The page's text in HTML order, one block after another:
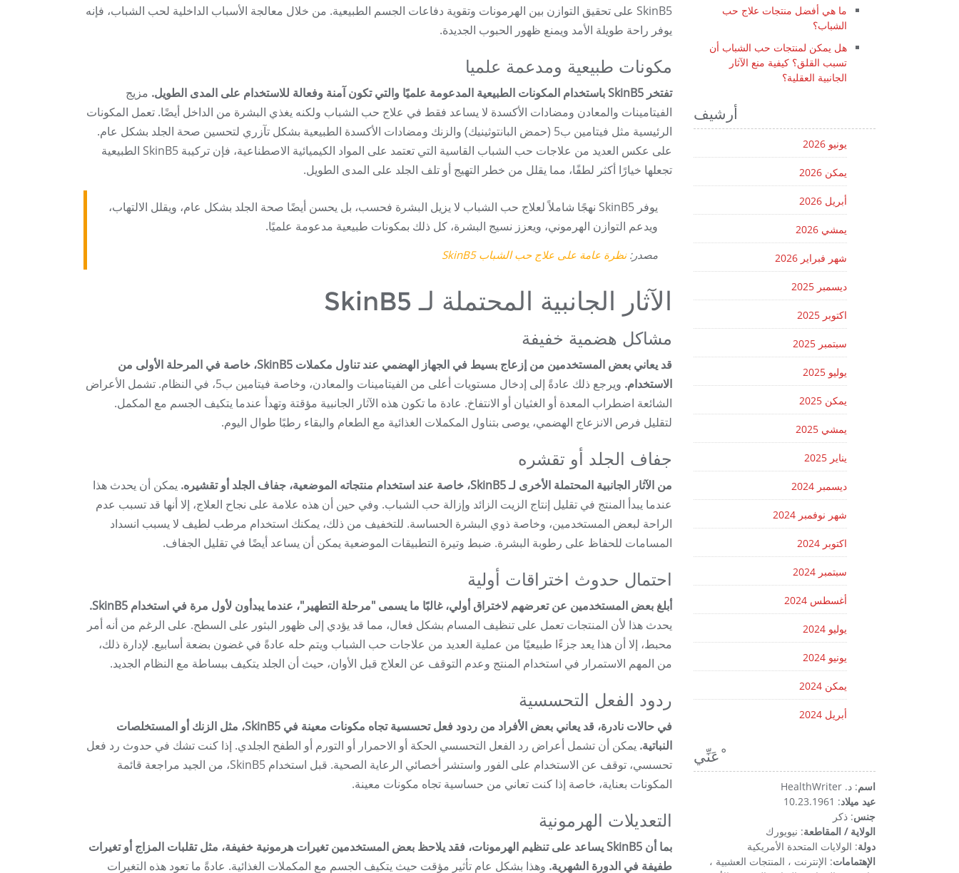
SkinB5 على تحقيق التوازن بين الهرمونات وتقوية دفاعات الجسم الطبيعية. من خلال معالجة الأسباب الداخلية لحب الشباب، فإنه
يوفر راحة طويلة الأمد ويمنع ظهور الحبوب الجديدة.
مكونات طبيعية ومدعمة علميا
تفتخر SkinB5 باستخدام المكونات الطبيعية المدعومة علميًا والتي تكون آمنة وفعالة للاستخدام على المدى الطويل.
مزيج
الفيتامينات والمعادن ومضادات الأكسدة لا يساعد فقط في علاج حب الشباب ولكنه يغذي البشرة من الداخل أيضًا. تعمل المكونات
الرئيسية مثل فيتامين ب5 (حمض البانتوثينيك) والزنك ومضادات الأكسدة الطبيعية بشكل تآزري لتحسين صحة الجلد بشكل عام.
على عكس العديد من علاجات حب الشباب القاسية التي تعتمد على المواد الكيميائية الاصطناعية، فإن تركيبة SkinB5 الطبيعية
تجعلها خيارًا أكثر لطفًا، مما يقلل من خطر التهيج أو تلف الجلد على المدى الطويل.
يوفر SkinB5 نهجًا شاملاً لعلاج حب الشباب لا يزيل البشرة فحسب، بل يحسن أيضًا صحة الجلد بشكل عام، ويقلل الالتهاب،
ويدعم التوازن الهرموني، ويعزز نسيج البشرة، كل ذلك بمكونات طبيعية مدعومة علميًا.
مصدر:نظرة عامة على علاج حب الشباب SkinB5
الآثار الجانبية المحتملة لـ SkinB5
مشاكل هضمية خفيفة
قد يعاني بعض المستخدمين من إزعاج بسيط في الجهاز الهضمي عند تناول مكملات SkinB5، خاصة في المرحلة الأولى من
الاستخدام.
ويرجع ذلك عادةً إلى إدخال مستويات أعلى من الفيتامينات والمعادن، وخاصة فيتامين ب5، في النظام. تشمل الأعراض
الشائعة اضطراب المعدة أو الغثيان أو الانتفاخ. عادة ما تكون هذه الآثار الجانبية مؤقتة وتهدأ عندما يتكيف الجسم مع المكمل.
لتقليل فرص الانزعاج الهضمي، يوصى بتناول المكملات الغذائية مع الطعام والبقاء رطبًا طوال اليوم.
جفاف الجلد أو تقشره
من الآثار الجانبية المحتملة الأخرى لـ SkinB5، خاصة عند استخدام منتجاته الموضعية، جفاف الجلد أو تقشيره.
يمكن أن يحدث هذا
عندما يبدأ المنتج في تقليل إنتاج الزيت الزائد وإزالة حب الشباب. وفي حين أن هذه علامة على نجاح العلاج، إلا أنها قد تسبب عدم
الراحة لبعض المستخدمين، وخاصة ذوي البشرة الحساسة. للتخفيف من ذلك، يمكنك استخدام مرطب لطيف لا يسبب انسداد
المسامات للحفاظ على رطوبة البشرة. ضبط وتيرة التطبيقات الموضعية يمكن أن يساعد أيضًا في تقليل الجفاف.
احتمال حدوث اختراقات أولية
أبلغ بعض المستخدمين عن تعرضهم لاختراق أولي، غالبًا ما يسمى "مرحلة التطهير"، عندما يبدأون لأول مرة في استخدام SkinB5.
يحدث هذا لأن المنتجات تعمل على تنظيف المسام بشكل فعال، مما قد يؤدي إلى ظهور البثور على السطح. على الرغم من أنه أمر
محبط، إلا أن هذا يعد جزءًا طبيعيًا من عملية العديد من علاجات حب الشباب ويتم حله عادةً في غضون بضعة أسابيع. لإدارة ذلك،
من المهم الاستمرار في استخدام المنتج وعدم التوقف عن العلاج قبل الأوان، حيث أن الجلد يتكيف ببساطة مع النظام الجديد.
ردود الفعل التحسسية
في حالات نادرة، قد يعاني بعض الأفراد من ردود فعل تحسسية تجاه مكونات معينة في SkinB5، مثل الزنك أو المستخلصات
النباتية. يمكن أن تشمل أعراض رد الفعل التحسسي الحكة أو الاحمرار أو التورم أو الطفح الجلدي. إذا كنت تشك في حدوث رد فعل
تحسسي، توقف عن الاستخدام على الفور واستشر أخصائي الرعاية الصحية. قبل استخدام SkinB5، من الجيد مراجعة قائمة
المكونات بعناية، خاصة إذا كنت تعاني من حساسية تجاه مكونات معينة.
التعديلات الهرمونية
بما أن SkinB5 يساعد على تنظيم الهرمونات، فقد يلاحظ بعض المستخدمين تغيرات هرمونية خفيفة، مثل تقلبات المزاج أو تغيرات
طفيفة في الدورة الشهرية. وهذا بشكل عام تأثير مؤقت حيث يتكيف الجسم مع المكملات الغذائية. عادةً ما تعود هذه التغيرات
ما هي أفضل منتجات علاج حب
الشباب؟
هل يمكن لمنتجات حب الشباب أن
تسبب القلق؟ كيفية منع الآثار
الجانبية العقلية؟
أرشيف
يونيو 2026
يمكن 2026
أبريل 2026
يمشي 2026
شهر فبراير 2026
ديسمبر 2025
اكتوبر 2025
سبتمبر 2025
يوليو 2025
يمكن 2025
يمشي 2025
يناير 2025
ديسمبر 2024
شهر نوفمبر 2024
اكتوبر 2024
سبتمبر 2024
أغسطس 2024
يوليو 2024
يونيو 2024
يمكن 2024
أبريل 2024
ْعَنِّي
اسم: د. HealthWriter
عيد ميلاد: 10.23.1961
جنس: ذكر
الولاية / المقاطعة: نيويورك
دولة: الولايات المتحدة الأمريكية
الإهتمامات: الإنترنت ، المنتجات العشبية ،